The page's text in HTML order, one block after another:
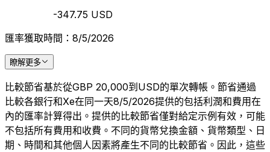
-347.75 USD
匯率獲取時間：8/5/2026
瞭解更多
比較節省基於從GBP 20,000到USD的單次轉帳。節省通過
比較各銀行和Xe在同一天8/5/2026提供的包括利潤和費用在
內的匯率計算得出。提供的比較節省僅對給定示例有效，可能
不包括所有費用和收費。不同的貨幣兌換金額、貨幣類型、日
期、時間和其他個人因素將產生不同的比較節省。因此，這些